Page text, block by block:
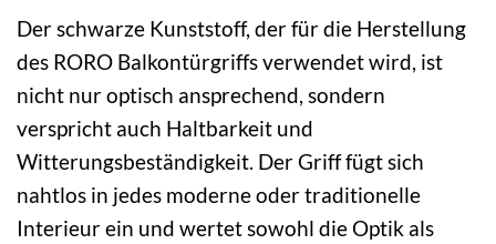
Der schwarze Kunststoff, der für die Herstellung
des RORO Balkontürgriffs verwendet wird, ist
nicht nur optisch ansprechend, sondern
verspricht auch Haltbarkeit und
Witterungsbeständigkeit. Der Griff fügt sich
nahtlos in jedes moderne oder traditionelle
Interieur ein und wertet sowohl die Optik als